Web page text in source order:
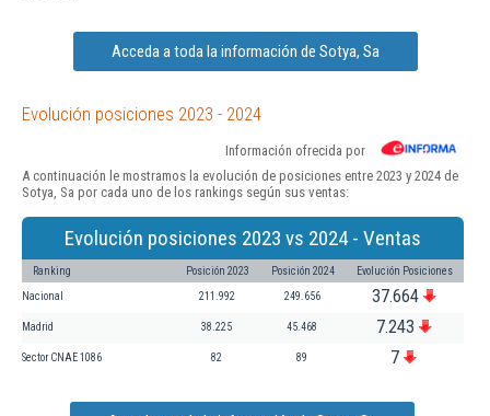
Acceda a toda la información de Sotya, Sa
Evolución posiciones 2023 - 2024
Información ofrecida por
A continuación le mostramos la evolución de posiciones entre 2023 y 2024 de
Sotya, Sa por cada uno de los rankings según sus ventas:
Evolución posiciones 2023 vs 2024 - Ventas
Ranking Posición 2023 Posición 2024 Evolución Posiciones
Nacional 211.992 249.656 37.664
Madrid 38.225 45.468 7.243
Sector CNAE 1086 82 89 7